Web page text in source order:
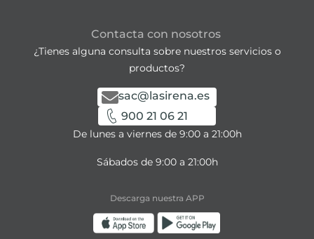
Contacta con nosotros
¿Tienes alguna consulta sobre nuestros servicios o
productos?
sac@lasirena.es
900 21 06 21
De lunes a viernes de 9:00 a 21:00h
Sábados de 9:00 a 21:00h
Descarga nuestra APP